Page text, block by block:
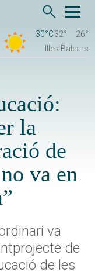
30°C32°
26°
Illes Balears
la
de
va en
va
de
de les